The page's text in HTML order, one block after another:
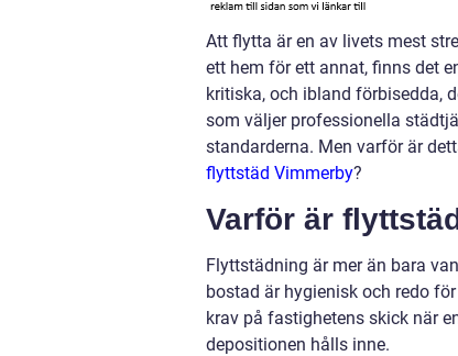
Att flytta är en av livets mest
ett hem för ett annat, finns det
kritiska, och ibland förbisedda,
som väljer professionella
standarderna. Men varför är
flyttstäd Vimmerby?
Varför är
Flyttstädning är mer än bara
bostad är hygienisk och redo
krav på fastighetens skick när
depositionen hålls inne.